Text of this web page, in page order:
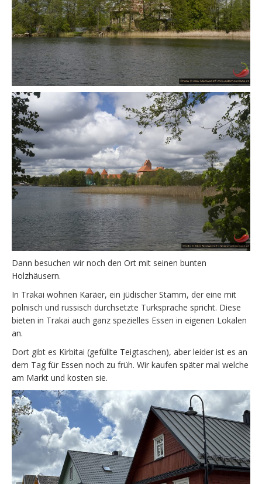
Dann besuchen wir noch den Ort mit seinen bunten
Holzhäusern.
In Trakai wohnen Karäer, ein jüdischer Stamm, der eine mit
polnisch und russisch durchsetzte Turksprache spricht. Diese
bieten in Trakai auch ganz spezielles Essen in eigenen Lokalen
an.
Dort gibt es Kirbitai (gefüllte Teigtaschen), aber leider ist es an
dem Tag für Essen noch zu früh. Wir kaufen später mal welche
am Markt und kosten sie.